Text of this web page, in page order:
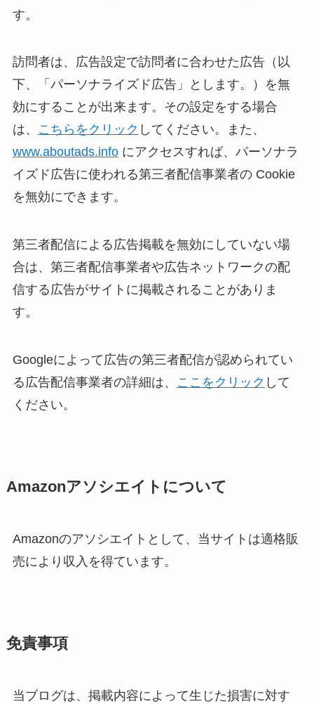
す。
訪問者は、広告設定で訪問者に合わせた広告（以
下、「パーソナライズド広告」とします。）を無
効にすることが出来ます。その設定をする場合
は、
こちらをクリック してください。また、
www.aboutads.infoにアクセスすれば、パーソナラ
イズド広告に使われる第三者配信事業者の Cookie
を無効にできます。
第三者配信による広告掲載を無効にしていない場
合は、第三者配信事業者や広告ネットワークの配
信する広告がサイトに掲載されることがありま
す。
Googleによって広告の第三者配信が認められてい
る広告配信事業者の詳細は、
ここをクリック して
ください。
Amazonアソシエイトについて
Amazonのアソシエイトとして、当サイトは適格販
売により収入を得ています。
免責事項
当ブログは、掲載内容によって生じた損害に対す